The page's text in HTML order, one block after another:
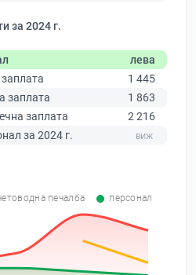
за 2024 г.
лева
1 445
заплата
1 863
заплата
2 216
за 2024 г.
печалба персонал